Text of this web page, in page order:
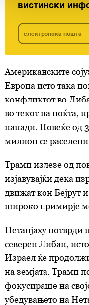
Заедничките
d.o.o. иПертнери.
обработуваме како
нашатаПолитика
други слични
колачиња.
деталите“.
ја повлечете без
вистински
Американските
Европа исто така
конфликтот во
во текот на ноќта,
напади. Повеќе од
милион се
Трамп излезе од
изјавувајќи дека
движат кон Бејрут
широко примирје
Нетанјаху потврди
северен Либан,
Израел ќе
на земјата. Трамп
фокусираше на
убедувањето на